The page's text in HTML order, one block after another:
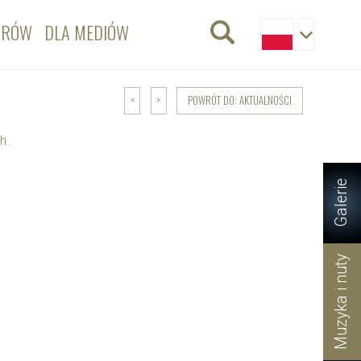
Galerie
Muzyka i nuty
DLA MEDIÓW
< > POWRÓT DO: AKTUALNOŚCI